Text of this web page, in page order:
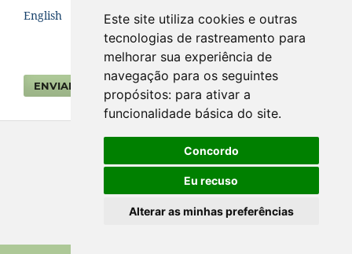
Este site utiliza cookies e outras
tecnologias de rastreamento para
melhorar sua experiência de
navegação para os seguintes
propósitos: para ativar a
funcionalidade básica do site.
Concordo
Eu recuso
Alterar as minhas preferências
English
ENVIAR SUBMISSÃO